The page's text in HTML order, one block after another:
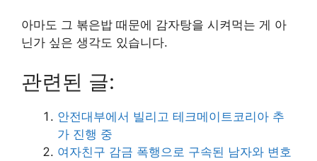
아마도 그 볶은밥 때문에 감자탕을 시켜먹는 게 아
닌가 싶은 생각도 있습니다.
관련된 글:
안전대부에서 빌리고 테크메이트코리아 추
가 진행 중
여자친구 감금 폭행으로 구속된 남자와 변호